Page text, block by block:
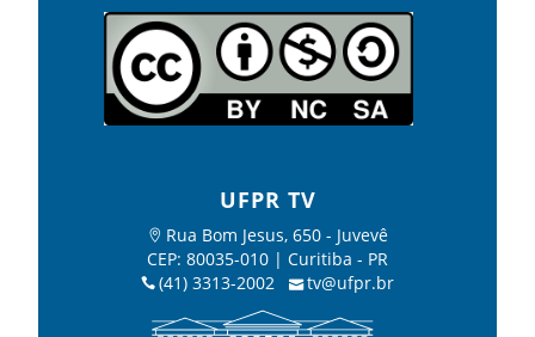
UFPR TV
Rua Bom Jesus, 650 - Juvevê
CEP: 80035-010 | Curitiba - PR
(41) 3313-2002
tv@ufpr.br